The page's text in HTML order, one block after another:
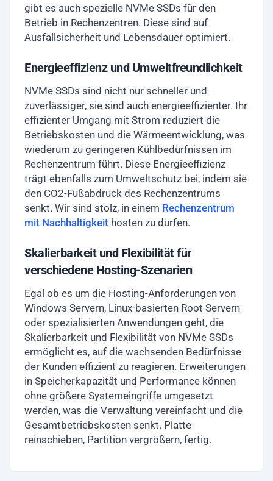
gibt es auch spezielle NVMe SSDs für den
Betrieb in Rechenzentren. Diese sind auf
Ausfallsicherheit und Lebensdauer optimiert.
Energieeffizienz und Umweltfreundlichkeit
NVMe SSDs sind nicht nur schneller und
zuverlässiger, sie sind auch energieeffizienter. Ihr
effizienter Umgang mit Strom reduziert die
Betriebskosten und die Wärmeentwicklung, was
wiederum zu geringeren Kühlbedürfnissen im
Rechenzentrum führt. Diese Energieeffizienz
trägt ebenfalls zum Umweltschutz bei, indem sie
den CO2-Fußabdruck des Rechenzentrums
senkt. Wir sind stolz, in einem Rechenzentrum
mit Nachhaltigkeit hosten zu dürfen.
Skalierbarkeit und Flexibilität für
verschiedene Hosting-Szenarien
Egal ob es um die Hosting-Anforderungen von
Windows Servern, Linux-basierten Root Servern
oder spezialisierten Anwendungen geht, die
Skalierbarkeit und Flexibilität von NVMe SSDs
ermöglicht es, auf die wachsenden Bedürfnisse
der Kunden effizient zu reagieren. Erweiterungen
in Speicherkapazität und Performance können
ohne größere Systemeingriffe umgesetzt
werden, was die Verwaltung vereinfacht und die
Gesamtbetriebskosten senkt. Platte
reinschieben, Partition vergrößern, fertig.